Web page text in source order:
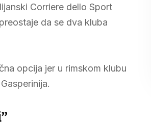
Corriere dello Sport
da se dva kluba
opcija jer u rimskom klubu